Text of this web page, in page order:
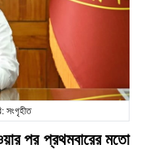
সংগৃহীত
পর প্রথমবারের মতো